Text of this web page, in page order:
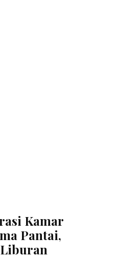
Kamar
Pantai,